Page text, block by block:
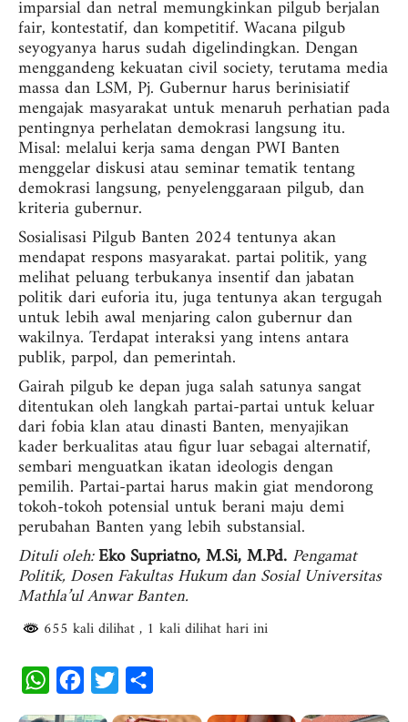
imparsial dan netral memungkinkan pilgub berjalan
fair, kontestatif, dan kompetitif. Wacana pilgub
seyogyanya harus sudah digelindingkan. Dengan
menggandeng kekuatan civil society, terutama media
massa dan LSM, Pj. Gubernur harus berinisiatif
mengajak masyarakat untuk menaruh perhatian pada
pentingnya perhelatan demokrasi langsung itu.
Misal: melalui kerja sama dengan PWI Banten
menggelar diskusi atau seminar tematik tentang
demokrasi langsung, penyelenggaraan pilgub, dan
kriteria gubernur.
Sosialisasi Pilgub Banten 2024 tentunya akan
mendapat respons masyarakat. partai politik, yang
melihat peluang terbukanya insentif dan jabatan
politik dari euforia itu, juga tentunya akan tergugah
untuk lebih awal menjaring calon gubernur dan
wakilnya. Terdapat interaksi yang intens antara
publik, parpol, dan pemerintah.
Gairah pilgub ke depan juga salah satunya sangat
ditentukan oleh langkah partai-partai untuk keluar
dari fobia klan atau dinasti Banten, menyajikan
kader berkualitas atau figur luar sebagai alternatif,
sembari menguatkan ikatan ideologis dengan
pemilih. Partai-partai harus makin giat mendorong
tokoh-tokoh potensial untuk berani maju demi
perubahan Banten yang lebih substansial.
Dituli oleh:Eko Supriatno, M.Si, M.Pd. Pengamat
Politik, Dosen Fakultas Hukum dan SosialUniversitas
Mathla’ul Anwar Banten.
655 kali dilihat, 1 kali dilihat hari ini
W